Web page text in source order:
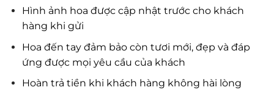
Hình ảnh hoa được cập nhật trước cho khách
hàng khi gửi
Hoa đến tay đảm bảo còn tươi mới, đẹp và đáp
ứng được mọi yêu cầu của khách
Hoàn trả tiền khi khách hàng không hài lòng